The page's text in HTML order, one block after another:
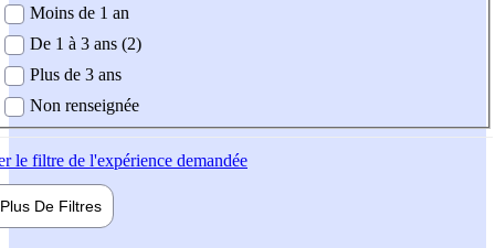
demandée
Moins de 1 an
De 1 à 3 ans (2)
Plus de 3 ans
Non renseignée
le filtre de l'expérience demandée
Plus De Filtres